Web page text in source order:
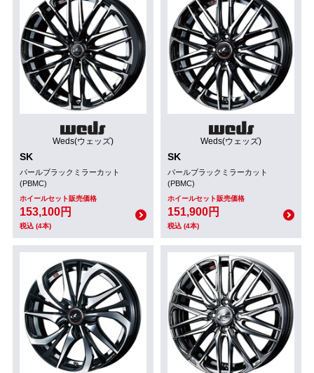
Weds(ウェッズ)
SK
パールブラックミラーカット
(PBMC)
ホイールセット販売価格
153,100円
税込 (4本)
Weds(ウェッズ)
SK
パールブラックミラーカット
(PBMC)
ホイールセット販売価格
151,900円
税込 (4本)